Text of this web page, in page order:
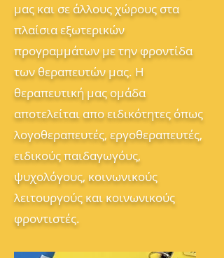
μας και σε άλλους χώρους στα
πλαίσια εξωτερικών
προγραμμάτων με την φροντίδα
των θεραπευτών μας. Η
θεραπευτική μας ομάδα
αποτελείται απο ειδικότητες όπως
λογοθεραπευτές, εργοθεραπευτές,
ειδικούς παιδαγωγόυς,
ψυχολόγους, κοινωνικούς
λειτουργούς και κοινωνικούς
φροντιστές.